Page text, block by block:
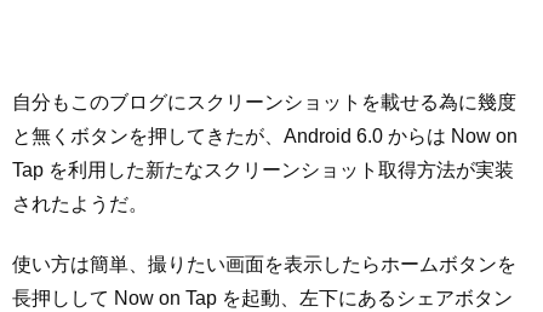
自分もこのブログにスクリーンショットを載せる為に幾度
と無くボタンを押してきたが、Android 6.0 からは Now on
Tap を利用した新たなスクリーンショット取得方法が実装
されたようだ。
使い方は簡単、撮りたい画面を表示したらホームボタンを
長押しして Now on Tap を起動、左下にあるシェアボタン